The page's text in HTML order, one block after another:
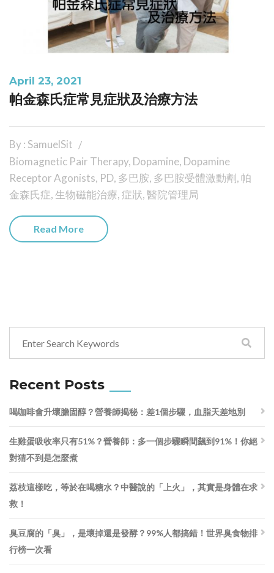
April 23, 2021
帕金森氏症常見症狀及治療方法
By : SamuelSit
Biomagnetic Pair Therapy, Dopamine, Dopamine
Receptor Agonists, PD, 多巴胺, 多巴胺受體激動劑,帕
金森氏症, 生物磁能治療,症狀, 醫院管理局
Read More
Recent Posts
喝咖啡會升壞膽固醇？營養師揭秘：差1個步驟，血脂天差地別
生雞蛋吸收率只有51%？營養師：多一個步驟瞬間飆到91%！你絕
對猜不到是怎麼煮
荔枝這樣吃，等於在喝糖水？中醫說的「上火」，其實是身體在求
救！
臭豆腐的「臭」，是壞掉還是發酵？99%人都搞錯！世界臭食物排
行榜一次看